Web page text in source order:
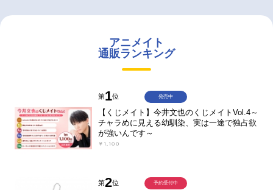
アニメイト
通販ランキング
第1位
【くじメイト】今井文也のくじメイトVol.4～
チャラめに見える幼馴染、実は一途で独占欲
が強いんです～
￥1,100
発売中
第2位 予約受付中